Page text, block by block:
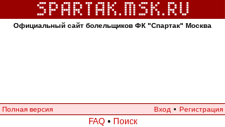
Официальный сайт болельщиков ФК "Спартак" Москва
Полная версия Вход • Регистрация
FAQ • Поиск